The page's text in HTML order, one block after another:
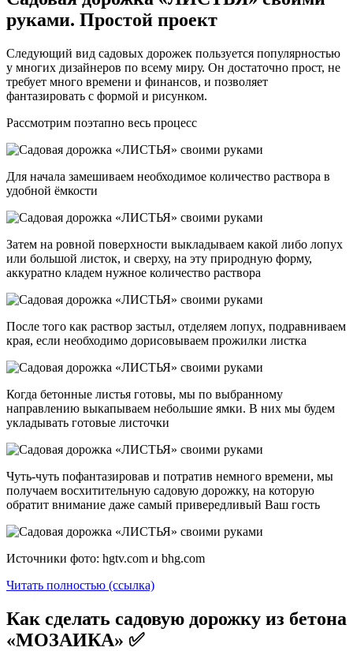
руками. Простой проект
Следующий вид садовых дорожек пользуется популярностью
у многих дизайнеров по всему миру. Он достаточно прост, не
требует много времени и финансов, и позволяет
фантазировать с формой и рисунком.
Рассмотрим поэтапно весь процесс
Для начала замешиваем необходимое количество раствора в
удобной ёмкости
Затем на ровной поверхности выкладываем какой либо лопух
или большой листок, и сверху, на эту природную форму,
аккуратно кладем нужное количество раствора
После того как раствор застыл, отделяем лопух, подравниваем
края, если необходимо дорисовываем прожилки листка
Когда бетонные листья готовы, мы по выбранному
направлению выкапываем небольшие ямки. В них мы будем
укладывать готовые листочки
Чуть-чуть пофантазировав и потратив немного времени, мы
получаем восхитительную садовую дорожку, на которую
обратит внимание даже самый привередливый Ваш гость
Источники фото: hgtv.com и bhg.com
Читать полностью (ссылка)
Как сделать садовую дорожку из бетона
«МОЗАИКА» ✅